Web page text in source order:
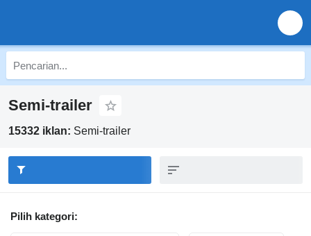
Semi-trailer
15332 iklan: Semi-trailer
Pilih kategori: